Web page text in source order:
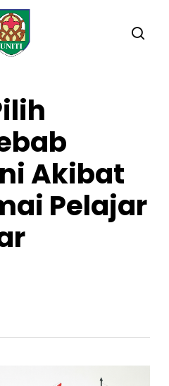
Akibat
Pelajar